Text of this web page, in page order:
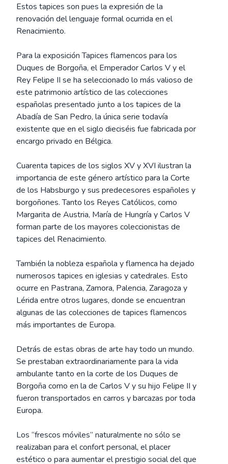
Estos tapices son pues la expresión de la
renovación del lenguaje formal ocurrida en el
Renacimiento.
Para la exposición Tapices flamencos para los
Duques de Borgoña, el Emperador Carlos V y el
Rey Felipe II se ha seleccionado lo más valioso de
este patrimonio artístico de las colecciones
españolas presentado junto a los tapices de la
Abadía de San Pedro, la única serie todavía
existente que en el siglo dieciséis fue fabricada por
encargo privado en Bélgica.
Cuarenta tapices de los siglos XV y XVI ilustran la
importancia de este género artístico para la Corte
de los Habsburgo y sus predecesores españoles y
borgoñones. Tanto los Reyes Católicos, como
Margarita de Austria, María de Hungría y Carlos V
forman parte de los mayores coleccionistas de
tapices del Renacimiento.
También la nobleza española y flamenca ha dejado
numerosos tapices en iglesias y catedrales. Esto
ocurre en Pastrana, Zamora, Palencia, Zaragoza y
Lérida entre otros lugares, donde se encuentran
algunas de las colecciones de tapices flamencos
más importantes de Europa.
Detrás de estas obras de arte hay todo un mundo.
Se prestaban extraordinariamente para la vida
ambulante tanto en la corte de los Duques de
Borgoña como en la de Carlos V y su hijo Felipe II y
fueron transportados en carros y barcazas por toda
Europa.
Los “frescos móviles” naturalmente no sólo se
realizaban para el confort personal, el placer
estético o para aumentar el prestigio social del que